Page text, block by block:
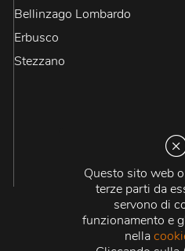
Questo sito web
terze parti da
servono di
funzionamento e
nella
Bellinzago Lombardo
Erbusco
Stezzano